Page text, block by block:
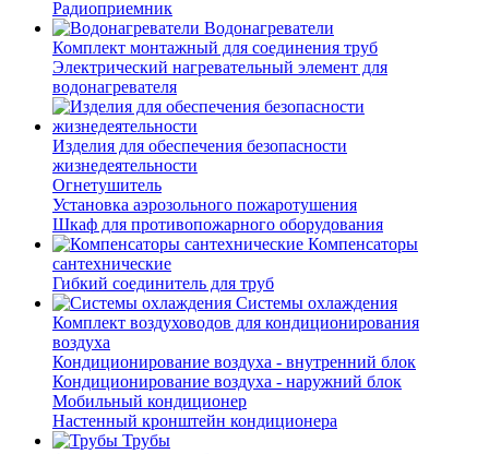
Радиоприемник
Водонагреватели
Комплект монтажный для соединения труб
Электрический нагревательный элемент для
водонагревателя
Изделия для обеспечения безопасности
жизнедеятельности
Огнетушитель
Установка аэрозольного пожаротушения
Шкаф для противопожарного оборудования
Компенсаторы
сантехнические
Гибкий соединитель для труб
Системы охлаждения
Комплект воздуховодов для кондиционирования
воздуха
Кондиционирование воздуха - внутренний блок
Кондиционирование воздуха - наружний блок
Мобильный кондиционер
Настенный кронштейн кондиционера
Трубы